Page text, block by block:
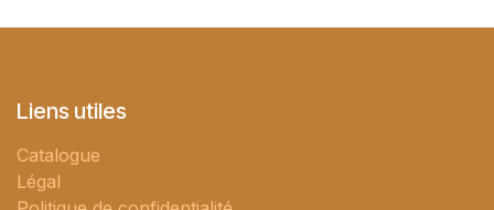
Liens utiles
Catalogue
Légal